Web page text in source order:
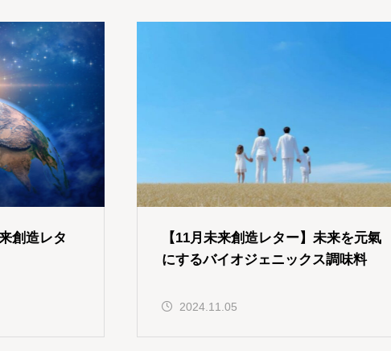
創造レタ
【11月未来創造レター】未来を元氣
にするバイオジェニックス調味料
2024.11.05